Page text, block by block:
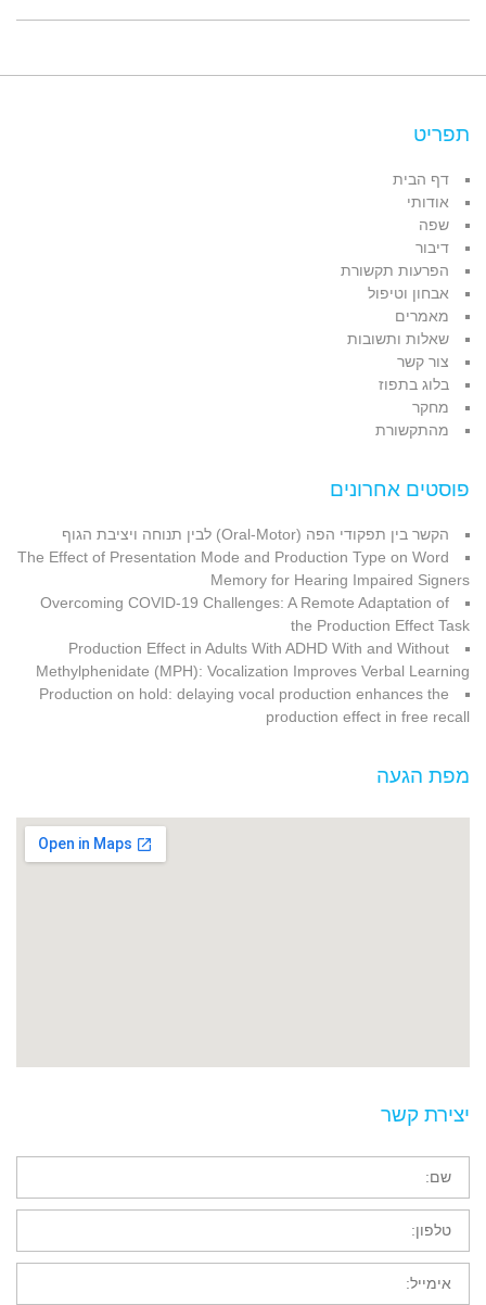
תפריט
דף הבית
אודותי
שפה
דיבור
הפרעות תקשורת
אבחון וטיפול
מאמרים
שאלות ותשובות
צור קשר
בלוג בתפוז
מחקר
מהתקשורת
פוסטים אחרונים
הקשר בין תפקודי הפה (Oral-Motor) לבין תנוחה ויציבת הגוף
The Effect of Presentation Mode and Production Type on Word
Memory for Hearing Impaired Signers
Overcoming COVID-19 Challenges: A Remote Adaptation of
the Production Effect Task
Production Effect in Adults With ADHD With and Without
Methylphenidate (MPH): Vocalization Improves Verbal Learning
Production on hold: delaying vocal production enhances the
production effect in free recall
מפת הגעה
יצירת קשר
שם
טלפון
אימייל